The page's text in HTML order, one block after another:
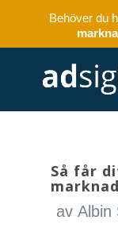
Behöver du
Så får
av Albin